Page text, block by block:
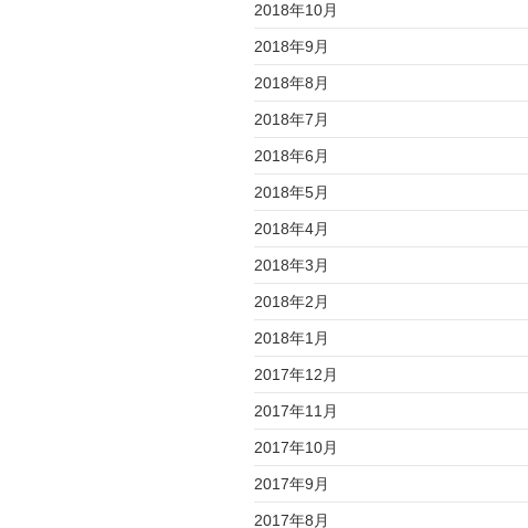
2018年10月
2018年9月
2018年8月
2018年7月
2018年6月
2018年5月
2018年4月
2018年3月
2018年2月
2018年1月
2017年12月
2017年11月
2017年10月
2017年9月
2017年8月